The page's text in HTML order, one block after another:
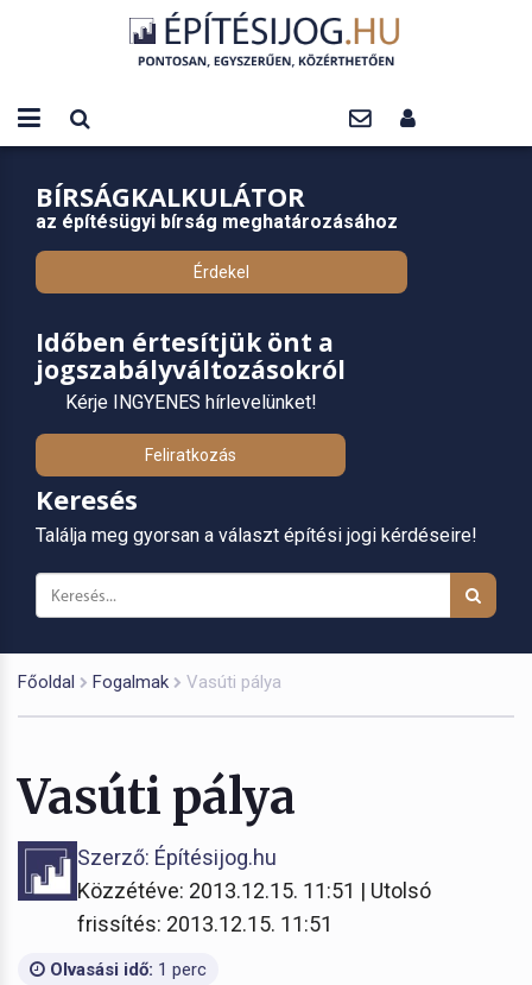
BÍRSÁGKALKULÁTOR
az építésügyi bírság meghatározásához
Érdekel
Időben értesítjük önt a
jogszabályváltozásokról
Kérje INGYENES hírlevelünket!
Feliratkozás
Keresés
Találja meg gyorsan a választ építési jogi kérdéseire!
Főoldal Fogalmak Vasúti pálya
Vasúti pálya
Szerző: Építésijog.hu
Közzétéve: 2013.12.15. 11:51 | Utolsó
frissítés: 2013.12.15. 11:51
Olvasási idő: 1 perc